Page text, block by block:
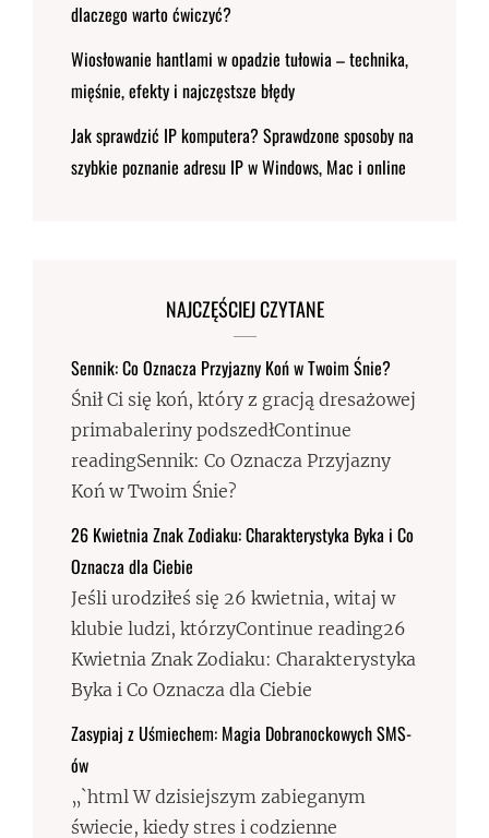
dlaczego warto ćwiczyć?
Wiosłowanie hantlami w opadzie tułowia – technika,
mięśnie, efekty i najczęstsze błędy
Jak sprawdzić IP komputera? Sprawdzone sposoby na
szybkie poznanie adresu IP w Windows, Mac i online
NAJCZĘŚCIEJ CZYTANE
Sennik: Co Oznacza Przyjazny Koń w Twoim Śnie?
Śnił Ci się koń, który z gracją dresażowej
primabaleriny podszedłContinue
readingSennik: Co Oznacza Przyjazny
Koń w Twoim Śnie?
26 Kwietnia Znak Zodiaku: Charakterystyka Byka i Co
Oznacza dla Ciebie
Jeśli urodziłeś się 26 kwietnia, witaj w
klubie ludzi, którzyContinue reading26
Kwietnia Znak Zodiaku: Charakterystyka
Byka i Co Oznacza dla Ciebie
Zasypiaj z Uśmiechem: Magia Dobranockowych SMS-
ów
„`html W dzisiejszym zabieganym
świecie, kiedy stres i codzienne